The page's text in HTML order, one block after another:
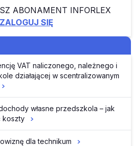
ABONAMENT INFORLEX
ZALOGUJ SIĘ
VAT naliczonego, należnego i
działającej w scentralizowanym
własne przedszkola – jak
koszty
dla technikum